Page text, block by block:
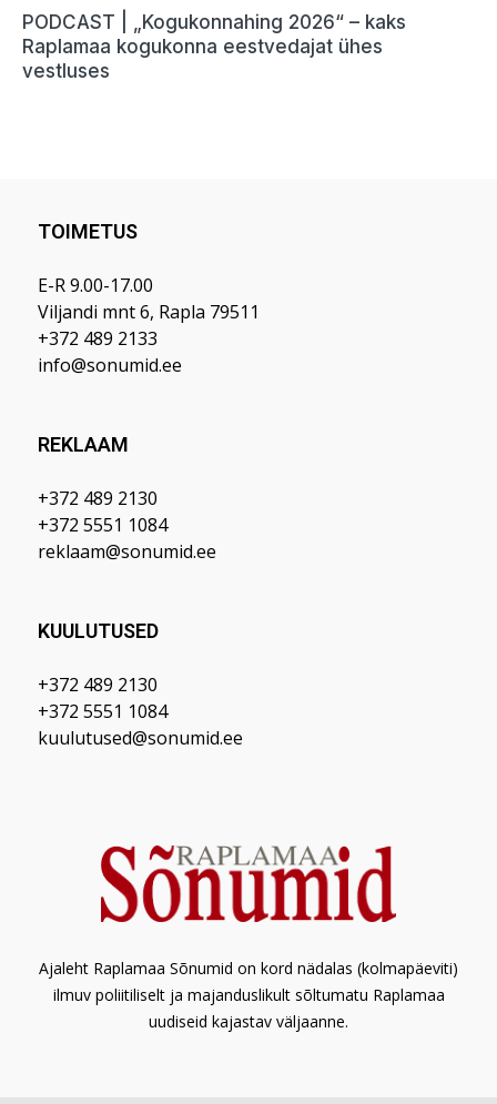
TOIMETUS
E-R 9.00-17.00
Viljandi mnt 6, Rapla 79511
+372 489 2133
info@sonumid.ee
REKLAAM
+372 489 2130
+372 5551 1084
reklaam@sonumid.ee
KUULUTUSED
+372 489 2130
+372 5551 1084
kuulutused@sonumid.ee
Ajaleht Raplamaa Sõnumid on kord nädalas (kolmapäeviti)
ilmuv poliitiliselt ja majanduslikult sõltumatu Raplamaa
uudiseid kajastav väljaanne.